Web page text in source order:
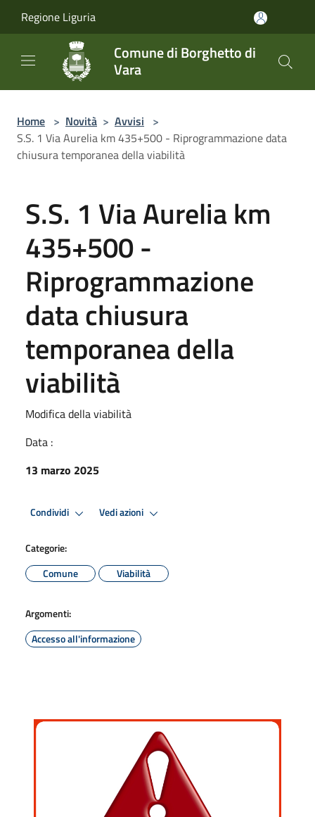
Regione Liguria
Comune di Borghetto di
Vara
Home > Novità > Avvisi >
S.S. 1 Via Aurelia km 435+500 - Riprogrammazione data
chiusura temporanea della viabilità
S.S. 1 Via Aurelia km
435+500 -
Riprogrammazione
data chiusura
temporanea della
viabilità
Modifica della viabilità
Data :
13 marzo 2025
Condividi Vedi azioni
Categorie:
Comune
Viabilità
Argomenti:
Accesso all'informazione